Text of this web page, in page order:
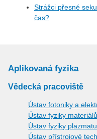
Strážci přesné
čas?
Aplikovaná fyzika
Vědecká pracoviště
Ústav fotoniky a
Ústav fyziky
Ústav fyziky
Ústav přístrojové